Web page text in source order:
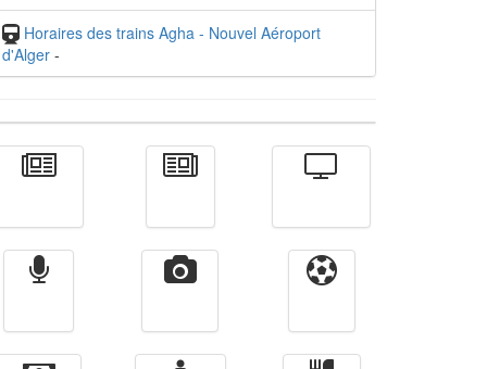
Horaires des trains Agha - Nouvel Aéroport
d'Alger -